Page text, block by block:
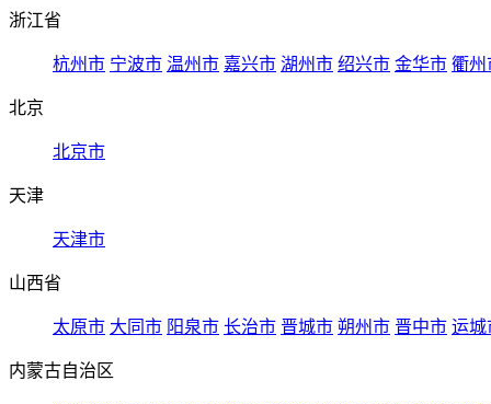
浙江省
杭州市 宁波市 温州市 嘉兴市 湖州市 绍兴市 金华市 衢州
北京
北京市
天津
天津市
山西省
太原市 大同市 阳泉市 长治市 晋城市 朔州市 晋中市 运城
内蒙古自治区